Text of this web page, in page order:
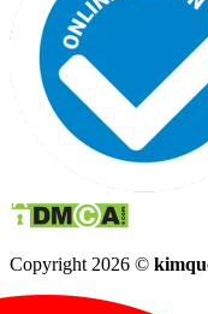
Copyright 2026 ©